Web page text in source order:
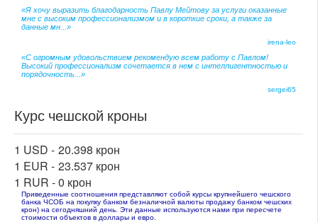
«Я хочу выразить благодарность Павлу Мейтову за услуги оказанные
мне с высоким профессионализмом и в короткие сроки, а также за
данные мн...»
irena-leo
«С огромным удовольствием рекомендую всем работу с Павлом!
Высокий профессионализм сочетается в нем с интеллигентностью и
порядочность...»
sergei65
Курс чешской кроны
1 USD - 20.398 крон
1 EUR - 23.537 крон
1 RUR -0 крон
Приведенные соотношения представляют собой курсы крупнейшего чешского
банка ЧСОБ на покупку банком безналичной валюты продажу банком чешских
крон) на сегодняшний день. Эти данные используются нами при пересчете
стоимости объектов в доллары и евро.